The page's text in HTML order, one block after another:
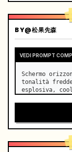
BY@松果先森
VEDI PROMPT
Schermo
tonalità
esplosiva,